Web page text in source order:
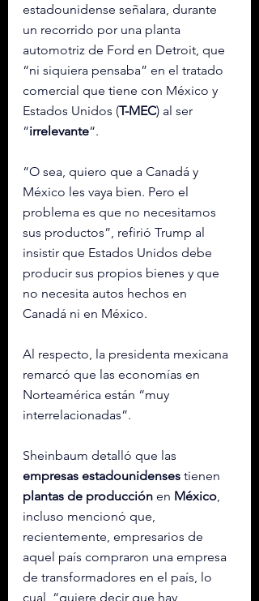
estadounidense señalara, durante
un recorrido por una planta
automotriz de Ford en Detroit, que
“ni siquiera pensaba” en el tratado
comercial que tiene con México y
Estados Unidos (T-MEC) al ser
“irrelevante“.
“O sea, quiero que a Canadá y
México les vaya bien. Pero el
problema es que no necesitamos
sus productos”, refirió Trump al
insistir que Estados Unidos debe
producir sus propios bienes y que
no necesita autos hechos en
Canadá ni en México.
Al respecto, la presidenta mexicana
remarcó que las economías en
Norteamérica están “muy
interrelacionadas”.
Sheinbaum detalló que las
empresas estadounidenses tienen
plantas de producción en México
incluso mencionó que,
recientemente, empresarios de
aquel país compraron una empresa
de transformadores en el país, lo
cual, “quiere decir que hay